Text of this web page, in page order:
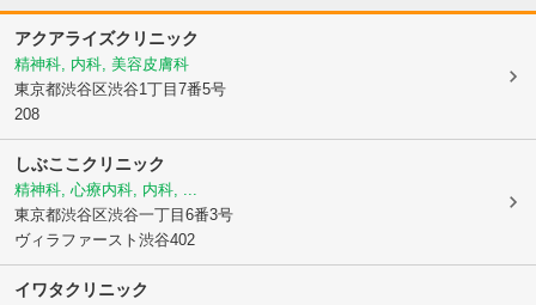
アクアライズクリニック
精神科, 内科, 美容皮膚科
東京都渋谷区渋谷1丁目7番5号
208
しぶここクリニック
精神科, 心療内科, 内科, ...
東京都渋谷区渋谷一丁目6番3号
ヴィラファースト渋谷402
イワタクリニック